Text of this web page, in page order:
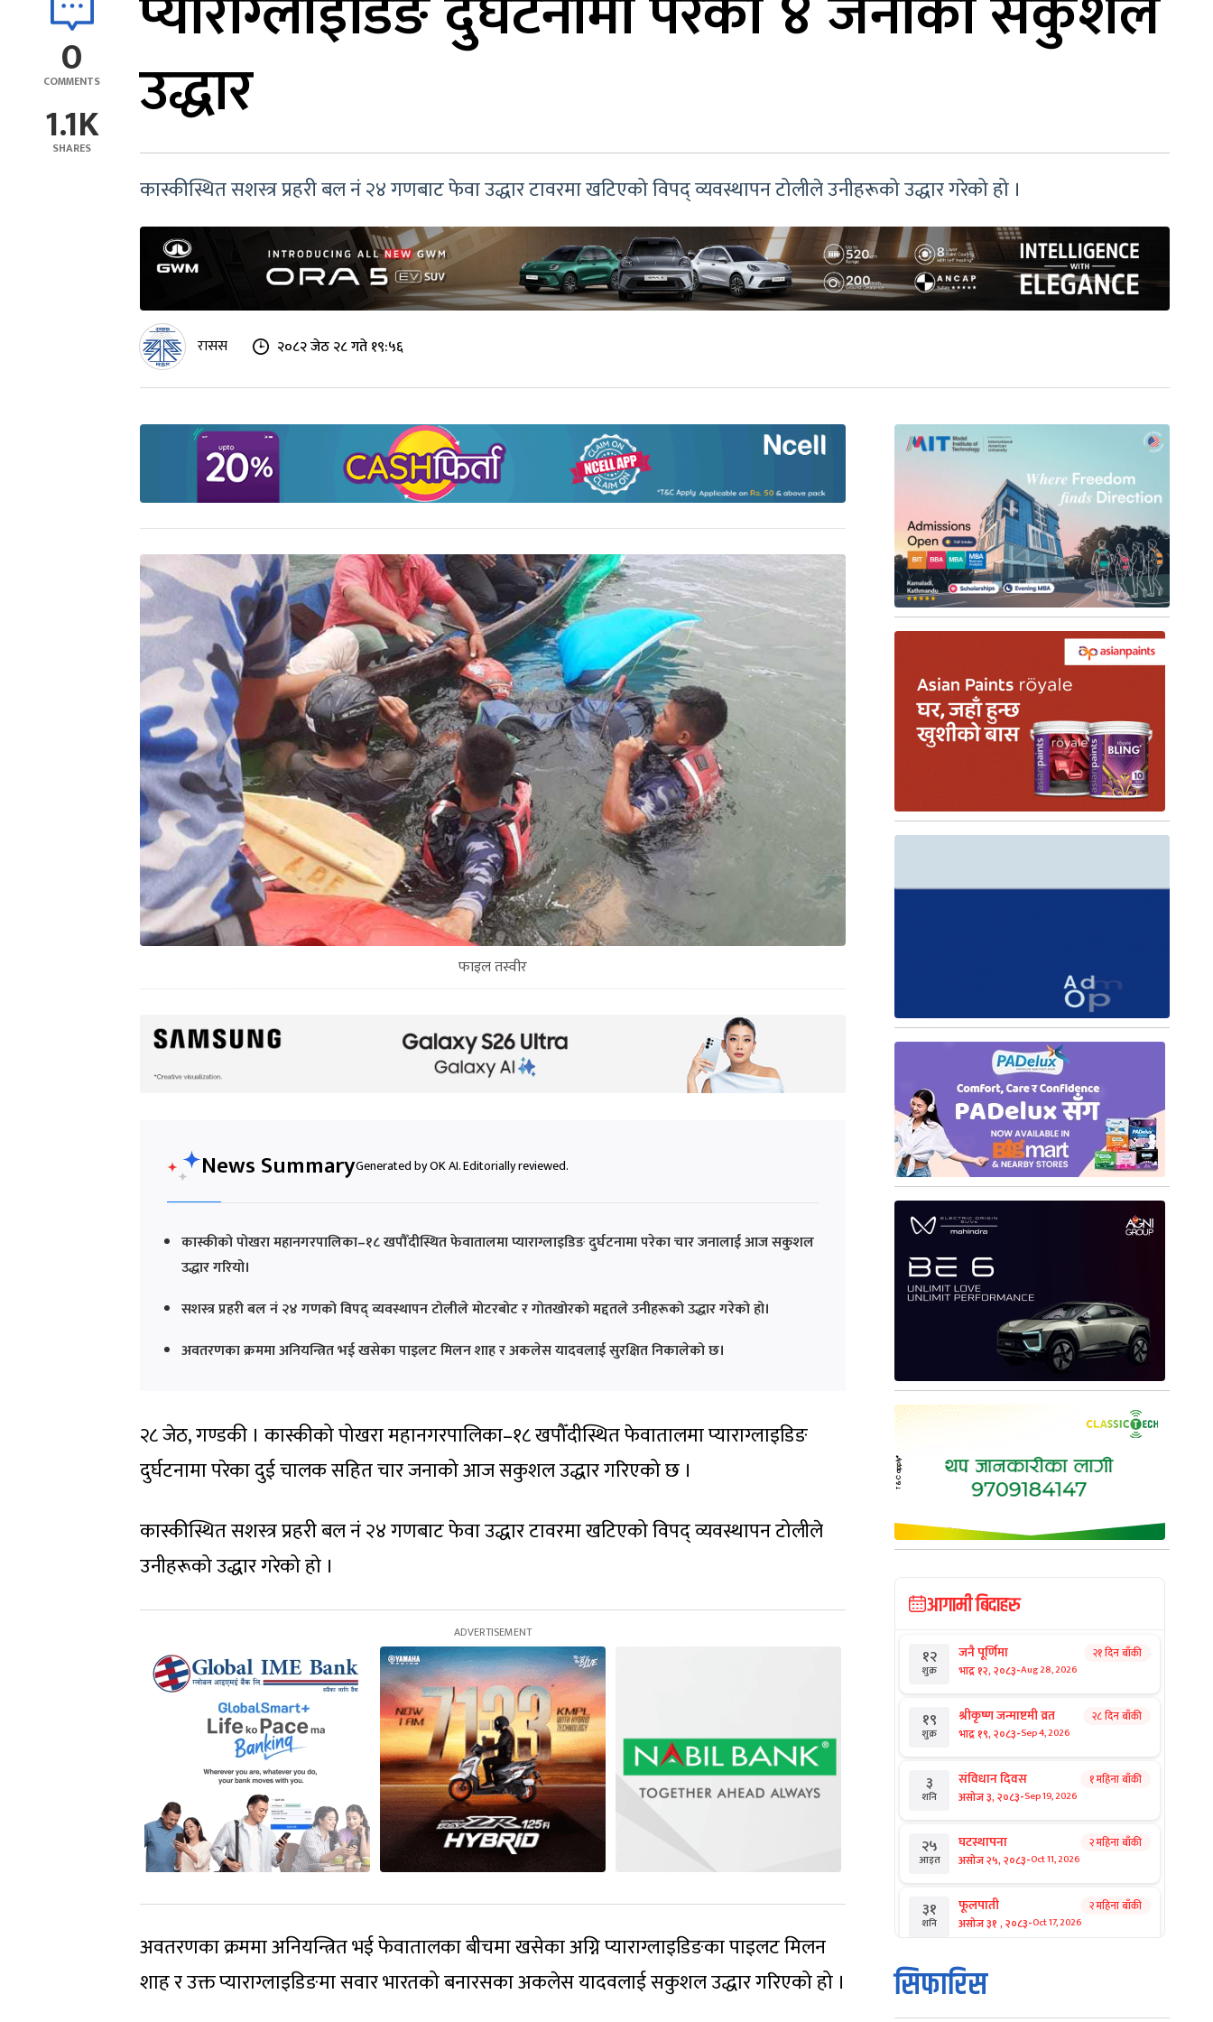
0
COMMENTS
1.1K
SHARES
उद्धार
कास्कीस्थित सशस्त्र प्रहरी बल नं २४ गणबाट फेवा उद्धार टावरमा खटिएको विपद् व्यवस्थापन टोलीले उनीहरूको उद्धार गरेको हो ।
रासस २०८२ जेठ २८ गते १९:५६
फाइल तस्वीर
News SummaryGenerated by OK AI. Editorially reviewed.
कास्कीको पोखरा महानगरपालिका–१८ खपौँदीस्थित फेवातालमा प्याराग्लाइडिङ दुर्घटनामा परेका चार जनालाई आज सकुशल
उद्धार गरियो।
सशस्त्र प्रहरी बल नं २४ गणको विपद् व्यवस्थापन टोलीले मोटरबोट र गोतखोरको मद्दतले उनीहरूको उद्धार गरेको हो।
अवतरणका क्रममा अनियन्त्रित भई खसेका पाइलट मिलन शाह र अकलेस यादवलाई सुरक्षित निकालेको छ।
२८ जेठ, गण्डकी । कास्कीको पोखरा महानगरपालिका–१८ खपौँदीस्थित फेवातालमा प्याराग्लाइडिङ
दुर्घटनामा परेका दुई चालक सहित चार जनाको आज सकुशल उद्धार गरिएको छ ।
कास्कीस्थित सशस्त्र प्रहरी बल नं २४ गणबाट फेवा उद्धार टावरमा खटिएको विपद् व्यवस्थापन टोलीले
उनीहरूको उद्धार गरेको हो ।
अवतरणका क्रममा अनियन्त्रित भई फेवातालका बीचमा खसेका अग्नि प्याराग्लाइडिङका पाइलट मिलन
शाह र उक्त प्याराग्लाइडिङमा सवार भारतको बनारसका अकलेस यादवलाई सकुशल उद्धार गरिएको हो ।
आगामी बिदाहरु
१२
शुक्र
जनै पूर्णिमा
भाद्र १२, २०८३-Aug 28, 2026
२१ दिन बाँकी
१९
शुक्र
श्रीकृष्ण जन्माष्टमी व्रत
भाद्र १९, २०८३-Sep 4, 2026
२८ दिन बाँकी
३
शनि
संविधान दिवस
असोज ३, २०८३-Sep 19, 2026
१ महिना बाँकी
२५
आइत
घटस्थापना
असोज २५, २०८३-Oct 11, 2026
२ महिना बाँकी
३१
शनि
फूलपाती
असोज ३१ , २०८३-Oct 17, 2026
२ महिना बाँकी
१
आइत
कार्तिक सङ्क्रान्ति
कार्तिक १, २०८३
सिफारिस